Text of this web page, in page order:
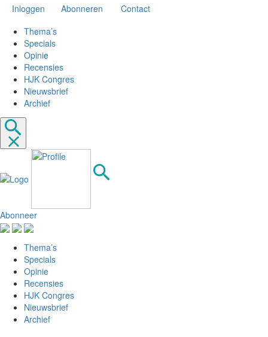
Inloggen
Abonneren
Contact
Thema’s
Specials
Opinie
Recensies
HJK Congres
Nieuwsbrief
Archief
Abonneer
Thema’s
Specials
Opinie
Recensies
HJK Congres
Nieuwsbrief
Archief